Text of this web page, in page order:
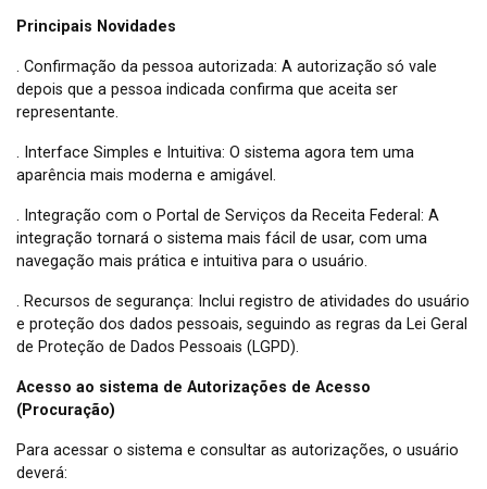
Principais Novidades
. Confirmação da pessoa autorizada: A autorização só vale
depois que a pessoa indicada confirma que aceita ser
representante.
. Interface Simples e Intuitiva: O sistema agora tem uma
aparência mais moderna e amigável.
. Integração com o Portal de Serviços da Receita Federal: A
integração tornará o sistema mais fácil de usar, com uma
navegação mais prática e intuitiva para o usuário.
. Recursos de segurança: Inclui registro de atividades do usuário
e proteção dos dados pessoais, seguindo as regras da Lei Geral
de Proteção de Dados Pessoais (LGPD).
Acesso ao sistema de Autorizações de Acesso
(Procuração)
Para acessar o sistema e consultar as autorizações, o usuário
deverá: